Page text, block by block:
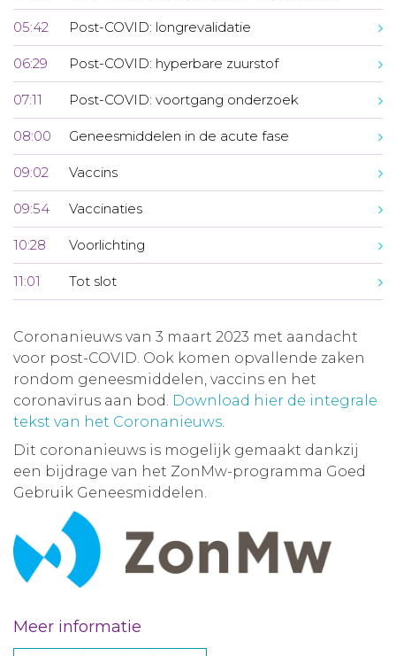
05:42 Post-COVID: longrevalidatie
06:29 Post-COVID: hyperbare zuurstof
07:11 Post-COVID: voortgang onderzoek
08:00 Geneesmiddelen in de acute fase
09:02 Vaccins
09:54 Vaccinaties
10:28 Voorlichting
11:01 Tot slot
Coronanieuws van 3 maart 2023 met aandacht
voor post-COVID. Ook komen opvallende zaken
rondom geneesmiddelen, vaccins en het
coronavirus aan bod. Download hier de integrale
tekst van het Coronanieuws.
Dit coronanieuws is mogelijk gemaakt dankzij
een bijdrage van het ZonMw-programma Goed
Gebruik Geneesmiddelen.
Meer informatie